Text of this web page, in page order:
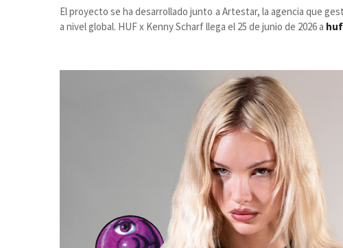
El proyecto se ha desarrollado junto a Artestar, la agencia que
a nivel global. HUF x Kenny Scharf llega el 25 de junio de 2026 a